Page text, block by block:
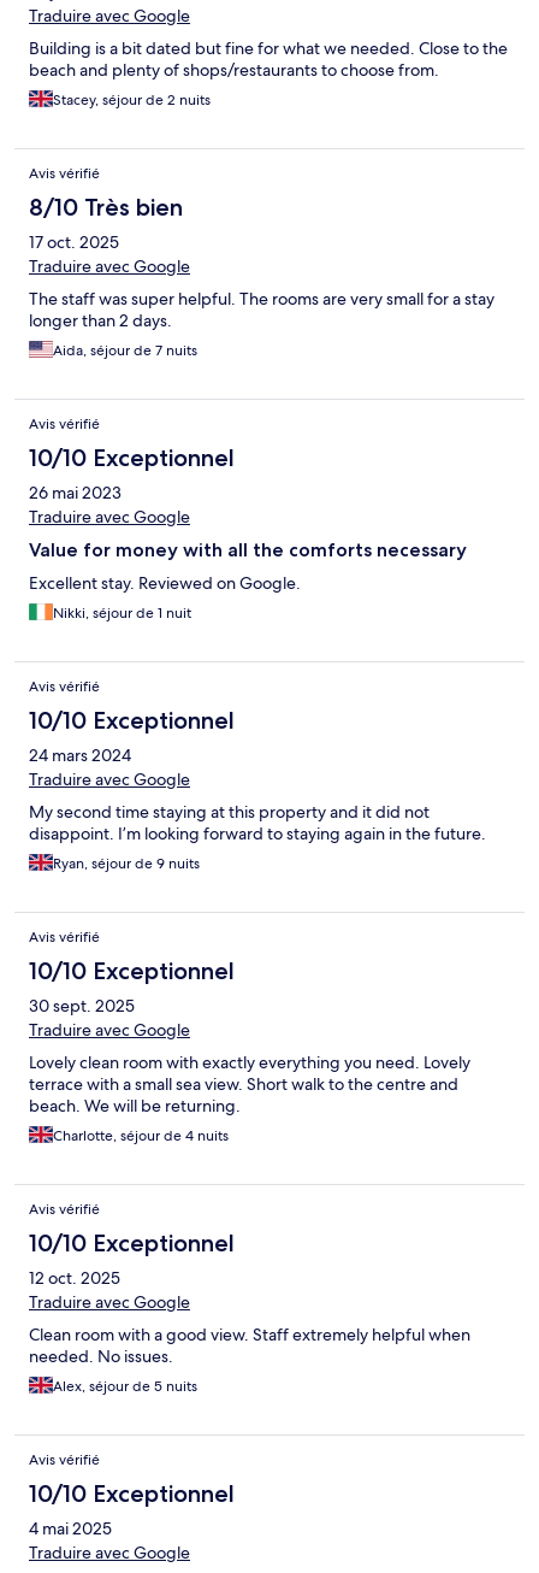
Traduire avec Google
Building is a bit dated but fine for what we needed. Close to the
beach and plenty of shops/restaurants to choose from.
Stacey, séjour de 2 nuits
Avis vérifié
8/10 Très bien
17 oct. 2025
Traduire avec Google
The staff was super helpful. The rooms are very small for a stay
longer than 2 days.
Aida, séjour de 7 nuits
Avis vérifié
10/10 Exceptionnel
26 mai 2023
Traduire avec Google
Value for money with all the comforts necessary
Excellent stay. Reviewed on Google.
Nikki, séjour de 1 nuit
Avis vérifié
10/10 Exceptionnel
24 mars 2024
Traduire avec Google
My second time staying at this property and it did not
disappoint. I’m looking forward to staying again in the future.
Ryan, séjour de 9 nuits
Avis vérifié
10/10 Exceptionnel
30 sept. 2025
Traduire avec Google
Lovely clean room with exactly everything you need. Lovely
terrace with a small sea view. Short walk to the centre and
beach. We will be returning.
Charlotte, séjour de 4 nuits
Avis vérifié
10/10 Exceptionnel
12 oct. 2025
Traduire avec Google
Clean room with a good view. Staff extremely helpful when
needed. No issues.
Alex, séjour de 5 nuits
Avis vérifié
10/10 Exceptionnel
4 mai 2025
Traduire avec Google